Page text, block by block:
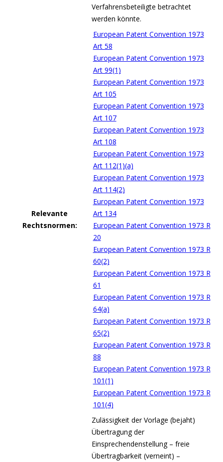
Verfahrensbeteiligte betrachtet
werden könnte.
Relevante
Rechtsnormen:
European Patent Convention 1973
Art 58
European Patent Convention 1973
Art 99(1)
European Patent Convention 1973
Art 105
European Patent Convention 1973
Art 107
European Patent Convention 1973
Art 108
European Patent Convention 1973
Art 112(1)(a)
European Patent Convention 1973
Art 114(2)
European Patent Convention 1973
Art 134
European Patent Convention 1973 R
20
European Patent Convention 1973 R
60(2)
European Patent Convention 1973 R
61
European Patent Convention 1973 R
64(a)
European Patent Convention 1973 R
65(2)
European Patent Convention 1973 R
88
European Patent Convention 1973 R
101(1)
European Patent Convention 1973 R
101(4)
Zulässigkeit der Vorlage (bejaht)
Übertragung der
Einsprechendenstellung – freie
Übertragbarkeit (verneint) –